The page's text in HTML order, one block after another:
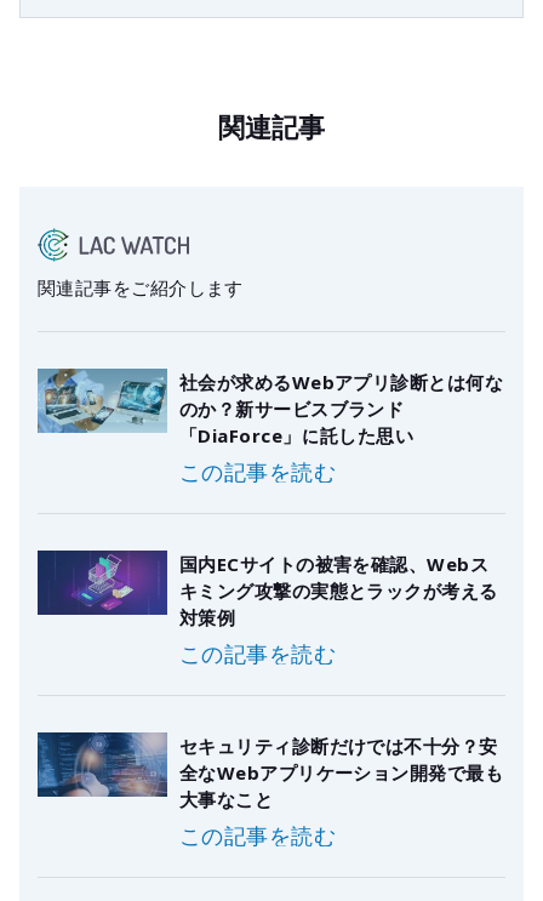
関連記事
関連記事をご紹介します
社会が求めるWebアプリ診断とは何な
のか？新サービスブランド
「DiaForce」に託した思い
この記事を読む
国内ECサイトの被害を確認、Webス
キミング攻撃の実態とラックが考える
対策例
この記事を読む
セキュリティ診断だけでは不十分？安
全なWebアプリケーション開発で最も
大事なこと
この記事を読む